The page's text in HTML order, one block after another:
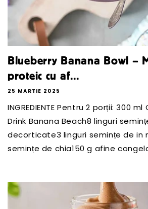
Blueberry Banana Bowl –
proteic cu af...
25 MARTIE 2025
INGREDIENTE Pentru 2 porții: 300
Drink Banana Beach8 linguri
decorticate3 linguri semințe de in
semințe de chia150 g afine